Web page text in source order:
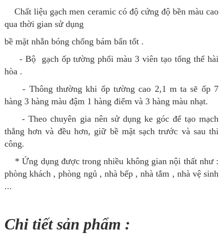
Chất liệu gạch men ceramic có độ cứng độ bền màu cao
qua thời gian sử dụng
bề mặt nhẵn bóng chống bám bẩn tốt .
- Bộ gạch ốp tường phối màu 3 viên tạo tổng thể hài
hòa .
- Thông thường khi ốp tường cao 2,1 m ta sẽ ốp 7
hàng 3 hàng màu đậm 1 hàng điểm và 3 hàng màu nhạt.
- Theo chuyên gia nên sử dụng ke góc để tạo mạch
thẳng hơn và đều hơn, giữ bề mặt sạch trước và sau thi
công.
* Ứng dụng được trong nhiều không gian nội thất như :
phòng khách , phòng ngủ , nhà bếp , nhà tắm , nhà vệ sinh
...
Chi tiết sản phẩm :